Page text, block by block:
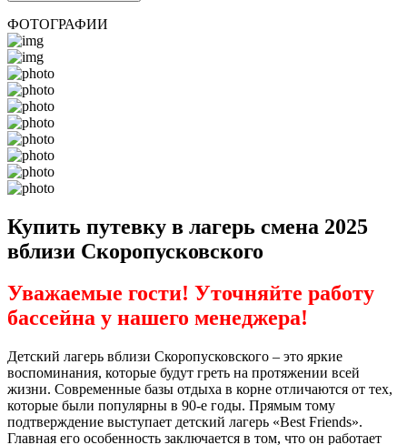
ФОТОГРАФИИ
Купить путевку в лагерь смена 2025
вблизи Скоропусковского
Уважаемые гости! Уточняйте работу
бассейна у нашего менеджера!
Детский лагерь вблизи Скоропусковского – это яркие
воспоминания, которые будут греть на протяжении всей
жизни. Современные базы отдыха в корне отличаются от тех,
которые были популярны в 90-е годы. Прямым тому
подтверждение выступает детский лагерь «Best Friends».
Главная его особенность заключается в том, что он работает